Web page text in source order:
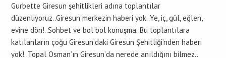
Gurbette Giresun şehitlikleri adına toplantılar
düzenliyoruz..Giresun merkezin haberi yok..Ye, iç, gül, eğlen,
evine dön!..Sohbet ve bol bol konuşma..Bu toplantılara
katılanların çoğu Giresun’daki Giresun Şehitliği’nden haberi
yok!..Topal Osman’ın Giresun’da nerede anıldığını bilmez..